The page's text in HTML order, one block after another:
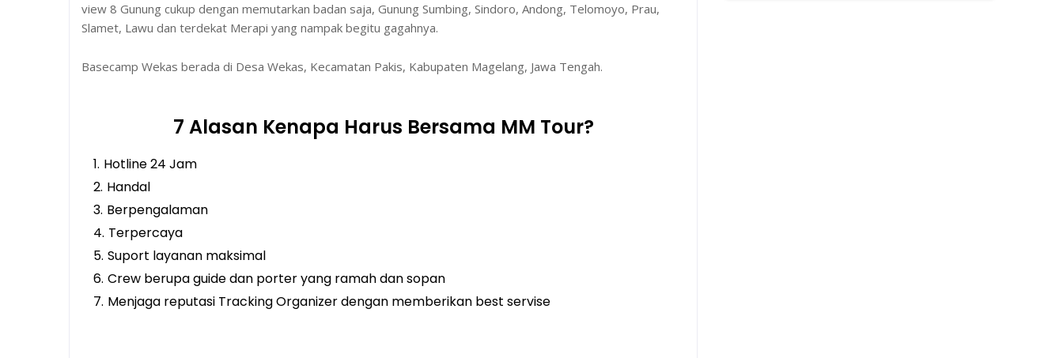
view 8 Gunung cukup dengan memutarkan badan saja, Gunung Sumbing, Sindoro, Andong, Telomoyo, Prau,
Slamet, Lawu dan terdekat Merapi yang nampak begitu gagahnya.
Basecamp Wekas berada di Desa Wekas, Kecamatan Pakis, Kabupaten Magelang, Jawa Tengah.
7 Alasan Kenapa Harus Bersama MM Tour?
Hotline 24 Jam
Handal
Berpengalaman
Terpercaya
Suport layanan maksimal
Crew berupa guide dan porter yang ramah dan sopan
Menjaga reputasi Tracking Organizer dengan memberikan best servise